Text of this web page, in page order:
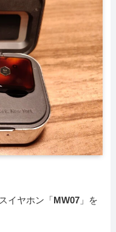
イヤホン「MW07 」を